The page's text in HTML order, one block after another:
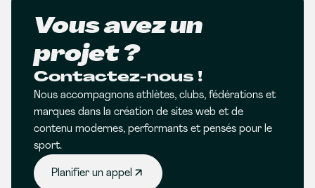
Vous avez un
projet ?
Contactez-nous !
Nous accompagnons athlètes, clubs, fédérations et
marques dans la création de sites web et de
contenu modernes, performants et pensés pour le
sport.
Planifier un appel